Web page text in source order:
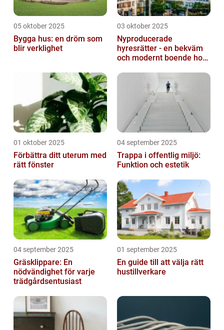
05 oktober 2025
Bygga hus: en dröm som
blir verklighet
03 oktober 2025
Nyproducerade
hyresrätter - en bekväm
och modernt boende hos
nyproduktion
01 oktober 2025
Förbättra ditt uterum med
rätt fönster
04 september 2025
Trappa i offentlig miljö:
Funktion och estetik
04 september 2025
Gräsklippare: En
nödvändighet för varje
trädgårdsentusiast
01 september 2025
En guide till att välja rätt
hustillverkare